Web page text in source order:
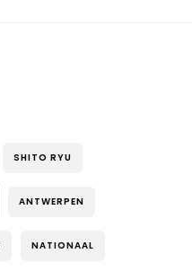
SHITO RYU
ANTWERPEN
NATIONAAL